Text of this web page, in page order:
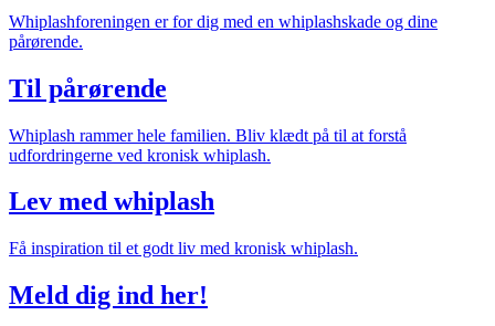
Whiplashforeningen er for dig med en whiplashskade og dine
pårørende.
Til pårørende
Whiplash rammer hele familien. Bliv klædt på til at forstå
udfordringerne ved kronisk whiplash.
Lev med whiplash
Få inspiration til et godt liv med kronisk whiplash.
Meld dig ind her!